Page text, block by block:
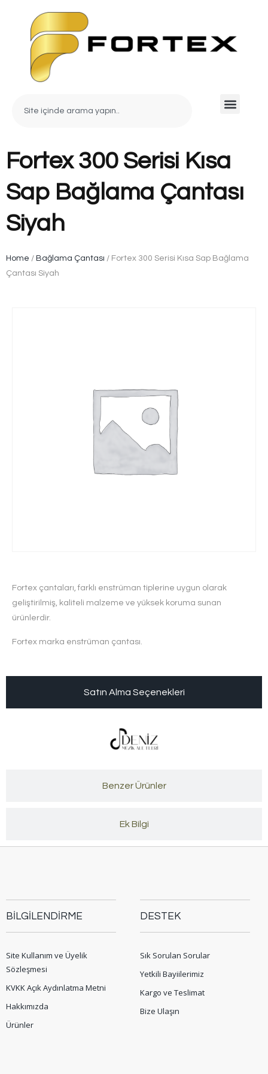
Fortex 300 Serisi Kısa
Sap Bağlama Çantası
Siyah
Home / Bağlama Çantası / Fortex 300 Serisi Kısa Sap Bağlama
Çantası Siyah
Fortex çantaları, farklı enstrüman tiplerine uygun olarak
geliştirilmiş, kaliteli malzeme ve yüksek koruma sunan
ürünlerdir.
Fortex marka enstrüman çantası.
Satın Alma Seçenekleri
Benzer Ürünler
Ek Bilgi
BİLGİLENDİRME
Site Kullanım ve Üyelik
Sözleşmesi
KVKK Açık Aydınlatma Metni
Hakkımızda
Ürünler
DESTEK
Sık Sorulan Sorular
Yetkili Bayiilerimiz
Kargo ve Teslimat
Bize Ulaşın